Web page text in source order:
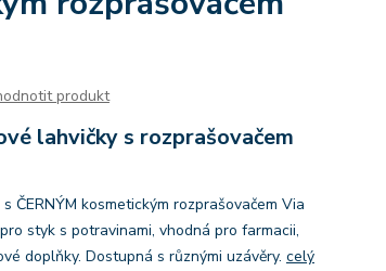
produkt
lahvičky s rozprašovačem
ČERNÝM kosmetickým rozprašovačem Via
styk s potravinami, vhodná pro farmacii,
doplňky. Dostupná s různými uzávěry. celý